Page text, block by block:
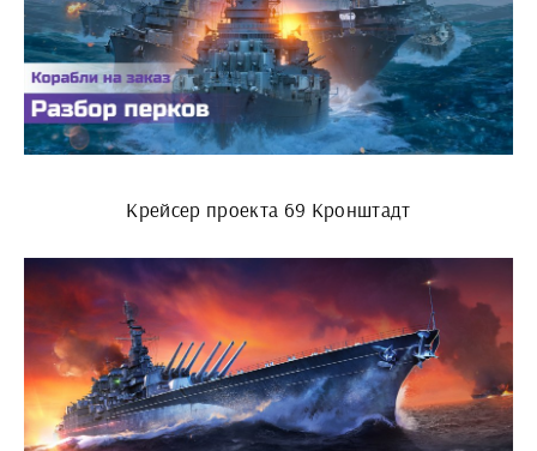
Крейсер проекта 69 Кронштадт